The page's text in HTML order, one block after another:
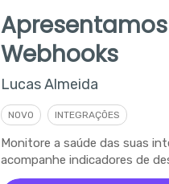
Webhooks
Lucas Almeida
NOVO INTEGRAÇÕES
Monitore a saúde das suas
acompanhe indicadores de